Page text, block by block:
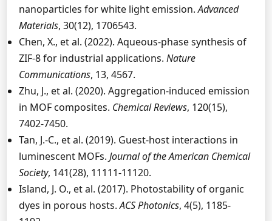
nanoparticles for white light emission.Advanced
Materials, 30(12), 1706543.
Chen, X., et al. (2022). Aqueous-phase synthesis of
ZIF-8 for industrial applications. Nature
Communications, 13, 4567.
Zhu, J., et al. (2020). Aggregation-induced emission
in MOF composites. Chemical Reviews, 120(15),
7402-7450.
Tan, J.-C., et al. (2019). Guest-host interactions in
luminescent MOFs. Journal of the American Chemical
Society, 141(28), 11111-11120.
Island, J. O., et al. (2017). Photostability of organic
dyes in porous hosts.ACS Photonics, 4(5), 1185-